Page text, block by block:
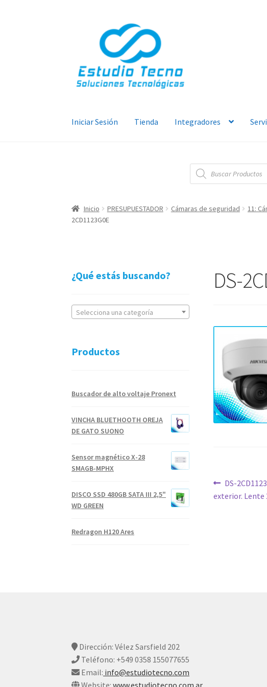
navegación
contenido
Iniciar Sesión Tienda Integradores
Búsqueda
de
productos
Inicio PRESUPUESTADOR Cámaras de seguridad 11:
2CD1123G0E
DS-
de
Anterior:
DS-
exterior. Lente
¿Qué estás buscando?
Selecciona una categoría
Productos
Buscador de alto voltaje Pronext
VINCHA BLUETHOOTH OREJA
DE GATO SUONO
Sensor magnético X-28
SMAGB-MPHX
DISCO SSD 480GB SATA III 2,5"
WD GREEN
Redragon H120 Ares
Dirección: Vélez Sarsfield 202
Teléfono: +549 0358 155077655
Email: info@estudiotecno.com
Website:www.estudiotecno.com.ar